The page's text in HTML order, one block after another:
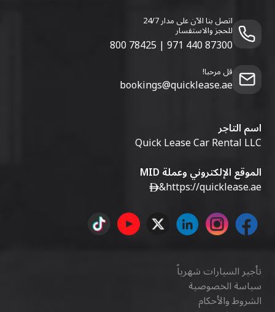
اتصل بنا الآن على مدار 24/7
للحجز والاستفسار
800 78425 | 971 440 87300
قل مرحبا!
bookings@quicklease.ae
اسم التاجر
Quick Lease Car Rental LLC
الموقع الإلكتروني وعملة MID
https://quicklease.ae
&
تأجير السيارات شهرياً
سياسة الخصوصية
الشروط والأحكام